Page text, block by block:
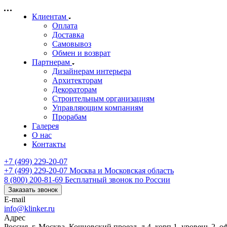
Клиентам
Оплата
Доставка
Самовывоз
Обмен и возврат
Партнерам
Дизайнерам интерьера
Архитекторам
Декораторам
Строительным организациям
Управляющим компаниям
Прорабам
Галерея
О нас
Контакты
+7 (499) 229-20-07
+7 (499) 229-20-07 Москва и Московская область
8 (800) 200-81-69 Бесплатный звонок по России
Заказать звонок
E-mail
info@klinker.ru
Адрес